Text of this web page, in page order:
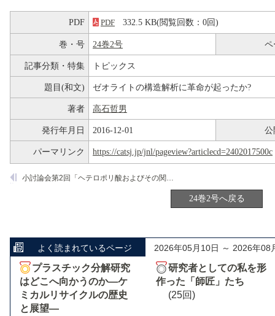
PDF PDF 332.5 KB(閲覧回数：0回)
巻・号 24巻2号 ペ
記事分類・特集 トピックス
題目(和文) ゼオライトの構造解析に革命が起ったか?
著者 高石哲男
発行年月日 2016-12-01 公
パーマリンク https://catsj.jp/jnl/pageview?articlecd=2402017500c
小討論会第2回「ヘテロポリ酸およびその関連化合物の触媒作用」
24巻2号へ戻る
よく読まれているページ 2026年05月10日 ～ 2026年08
プラスチック分解研究
はどこへ向かうのか―ケ
ミカルリサイクルの歴史
と展望―
研究者としての私を形
作った「師匠」たち
(25回)